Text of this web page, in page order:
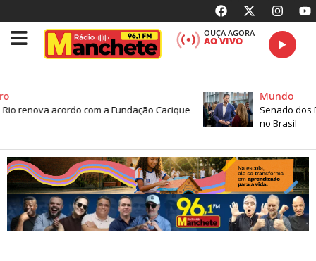
OUÇA AGORA
AO VIVO
renova acordo com a Fundação Cacique
Mundo
Senado dos
no Brasil